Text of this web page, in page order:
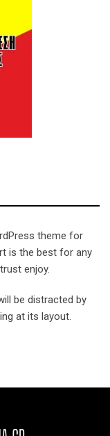
theme for
is the best for any
enjoy.
be distracted by
at its layout.